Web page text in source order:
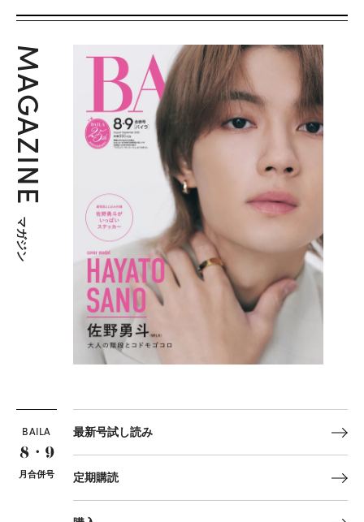
MAGAZINE
マガジン
BAILA
8・9
月合併号
最新号試し読み
定期購読